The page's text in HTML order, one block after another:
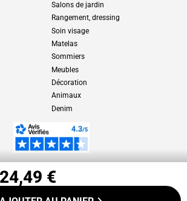
24,49 €
Salons de jardin
Rangement, dressing
Soin visage
Matelas
Sommiers
Meubles
Décoration
Animaux
Denim